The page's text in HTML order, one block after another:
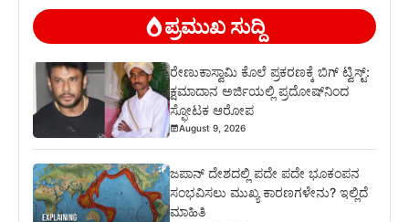
ಪ್ರಮುಖ ಸುದ್ದಿ
ರೇಣುಕಾಸ್ವಾಮಿ ಕೊಲೆ ಪ್ರಕರಣಕ್ಕೆ ಬಿಗ್ ಟ್ವಿಸ್ಟ್:
ಕ್ಷಮಾದಾನ ಅರ್ಜಿಯಲ್ಲಿ ಪ್ರದೋಷ್‌ನಿಂದ
ಸ್ಫೋಟಕ ಆರೋಪ
August 9, 2026
ಜಪಾನ್ ದೇಶದಲ್ಲಿ ಪದೇ ಪದೇ ಭೂಕಂಪನ
ಸಂಭವಿಸಲು ಮುಖ್ಯ ಕಾರಣಗಳೇನು? ಇಲ್ಲಿದೆ
ಮಾಹಿತಿ